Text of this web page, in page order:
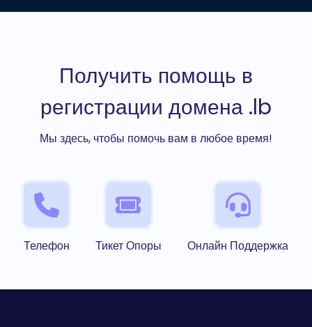
Получить помощь в
регистрации домена .lb
Мы здесь, чтобы помочь вам в любое время!
Телефон Тикет Опоры Онлайн Поддержка